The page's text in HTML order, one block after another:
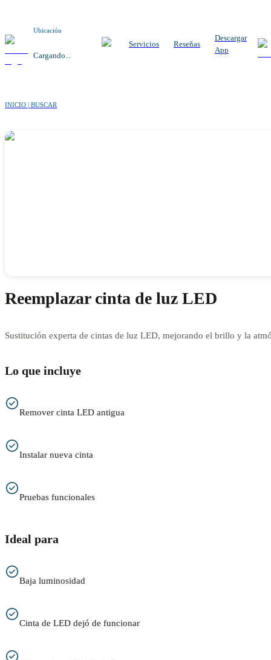
Ubicación
Cargando...
Servicios Reseñas
Descargar
App
INICIO | BUSCAR
Reemplazar cinta de luz LED
Sustitución experta de cintas de luz LED, mejorando el brillo y la
Lo que incluye
Remover cinta LED antigua
Instalar nueva cinta
Pruebas funcionales
Ideal para
Baja luminosidad
Cinta de LED dejó de funcionar